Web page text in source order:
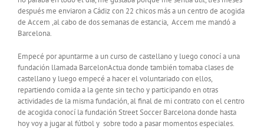
después me enviaron a Cádiz con 22 chicos más a un centro de acogida
de Accem ,al cabo de dos semanas de estancia, Accem me mandó a
Barcelona.
Empecé por apuntarme a un curso de castellano y luego conocí a una
fundación llamada BarcelonActua donde también tomaba clases de
castellano y luego empecé a hacer el voluntariado con ellos,
repartiendo comida a la gente sin techo y participando en otras
actividades de la misma fundación, al final de mi contrato con el centro
de acogida conocí la fundación Street Soccer Barcelona donde hasta
hoy voy a jugar al fútbol y sobre todo a pasar momentos especiales.